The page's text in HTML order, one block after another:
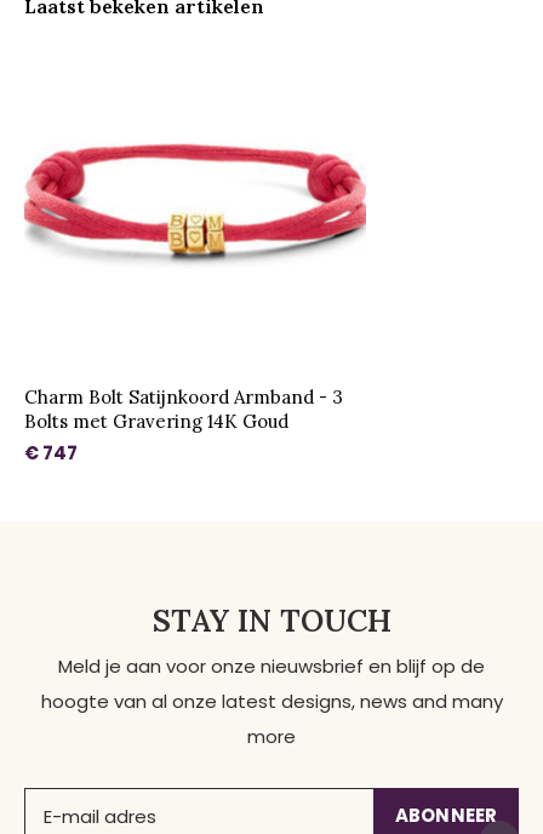
Laatst bekeken artikelen
Charm Bolt Satijnkoord Armband - 3
Bolts met Gravering 14K Goud
€ 747
STAY IN TOUCH
Meld je aan voor onze nieuwsbrief en blijf op de
hoogte van al onze latest designs, news and many
more
ABONNEER